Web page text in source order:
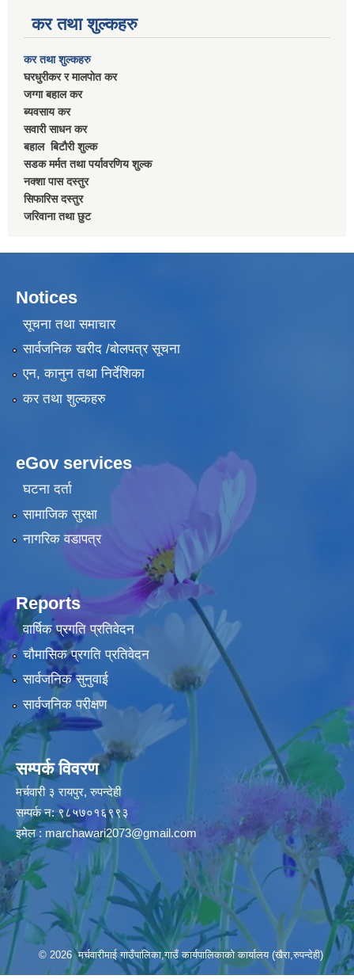
कर तथा शुल्कहरु
कर तथा शुल्कहरु
घरधुरीकर र मालपाेत कर
जग्गा बहाल कर
ब्यवसाय कर
सवारी साधन कर
बहाल बिटाैरी शुल्क
सडक मर्मत तथा पर्यावरणिय शुल्क
नक्शा पास दस्तुर
सिफारिस दस्तुर
जरिवाना तथा छुट
Notices
सूचना तथा समाचार
सार्वजनिक खरीद /बोलपत्र सूचना
एन, कानुन तथा निर्देशिका
कर तथा शुल्कहरु
eGov services
घटना दर्ता
सामाजिक सुरक्षा
नागरिक वडापत्र
Reports
वार्षिक प्रगति प्रतिवेदन
चौमासिक प्रगति प्रतिवेदन
सार्वजनिक सुनुवाई
सार्वजनिक परीक्षण
सम्पर्क विवरण
मर्चवारी ३ रायपुर, रुपन्देही
सम्पर्क न: ९८५७०१६९९३
इमेल : marchawari2073@gmail.com
© 2026 मर्चवारीमाई गाउँपालिका,गाउँ कार्यपालिकाको कार्यालय (खैरा,रुपन्देही)